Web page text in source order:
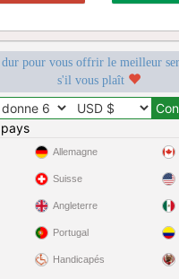
pour vous offrir le meilleur
s'il vous plaît
Allemagne
Suisse
Angleterre
Portugal
Handicapés